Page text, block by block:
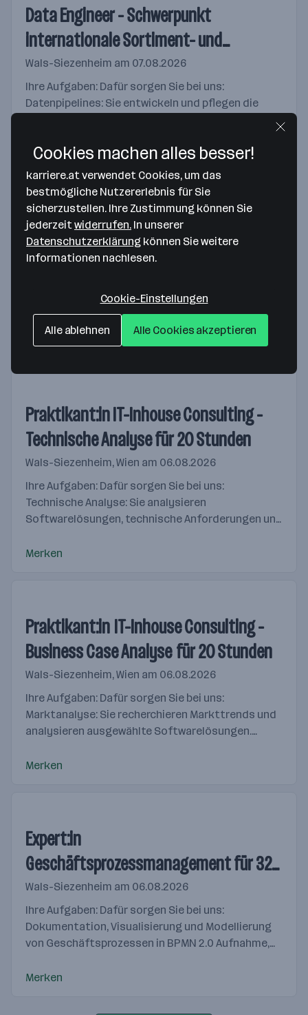
Data Engineer - Schwerpunkt
internationale Sortiment- und
Marktanalytik (w/m/x) für 25-38,5
Stunden
Wals-Siezenheim am 07.08.2026
Ihre Aufgaben: Dafür sorgen Sie bei uns:
Datenpipelines: Sie entwickeln und pflegen die
Datenstrecken unserer Produkte in Snowflake und
Anforderungen in skalierbare...
Merken
Manager:in Transportlogistik
Ennsam 07.08.2026
Aufgabenverteilung über die Ressourcenplanung
und Koordination innerhalb der Teams bis hin zur
Gestaltung der fachlichen und persönlichen
Merken
Praktikant:in IT-Inhouse Consulting -
Technische Analyse für 20 Stunden
Wals-Siezenheim, Wien am 06.08.2026
Ihre Aufgaben: Dafür sorgen Sie bei uns:
Technische Analyse: Sie analysieren
Softwarelösungen, technische Anforderungen und
Anforderungsmanagement: Sie unterstützen...
Merken
Praktikant:in IT-Inhouse Consulting -
Business Case Analyse für 20 Stunden
Wals-Siezenheim, Wien am 06.08.2026
Ihre Aufgaben: Dafür sorgen Sie bei uns:
Marktanalyse: Sie recherchieren Markttrends und
analysieren ausgewählte Softwarelösungen.
erstellen Wettbewerbsanalysen...
Merken
Expert:in
Geschäftsprozessmanagement für 32-
38,5 Stunden
Wals-Siezenheim am 06.08.2026
Ihre Aufgaben: Dafür sorgen Sie bei uns:
Dokumentation, Visualisierung und Modellierung
von Geschäftsprozessen in BPMN 2.0 Aufnahme,
Soll-Prozess-Gestaltung...
Merken
Cookies machen alles besser!
karriere.at verwendet Cookies, um das
bestmögliche Nutzererlebnis für Sie
sicherzustellen. Ihre Zustimmung können Sie
jederzeitwiderrufen. In unserer
Datenschutzerklärung können Sie weitere
Informationen nachlesen.
Cookie-Einstellungen
Alle ablehnen Alle Cookies akzeptieren